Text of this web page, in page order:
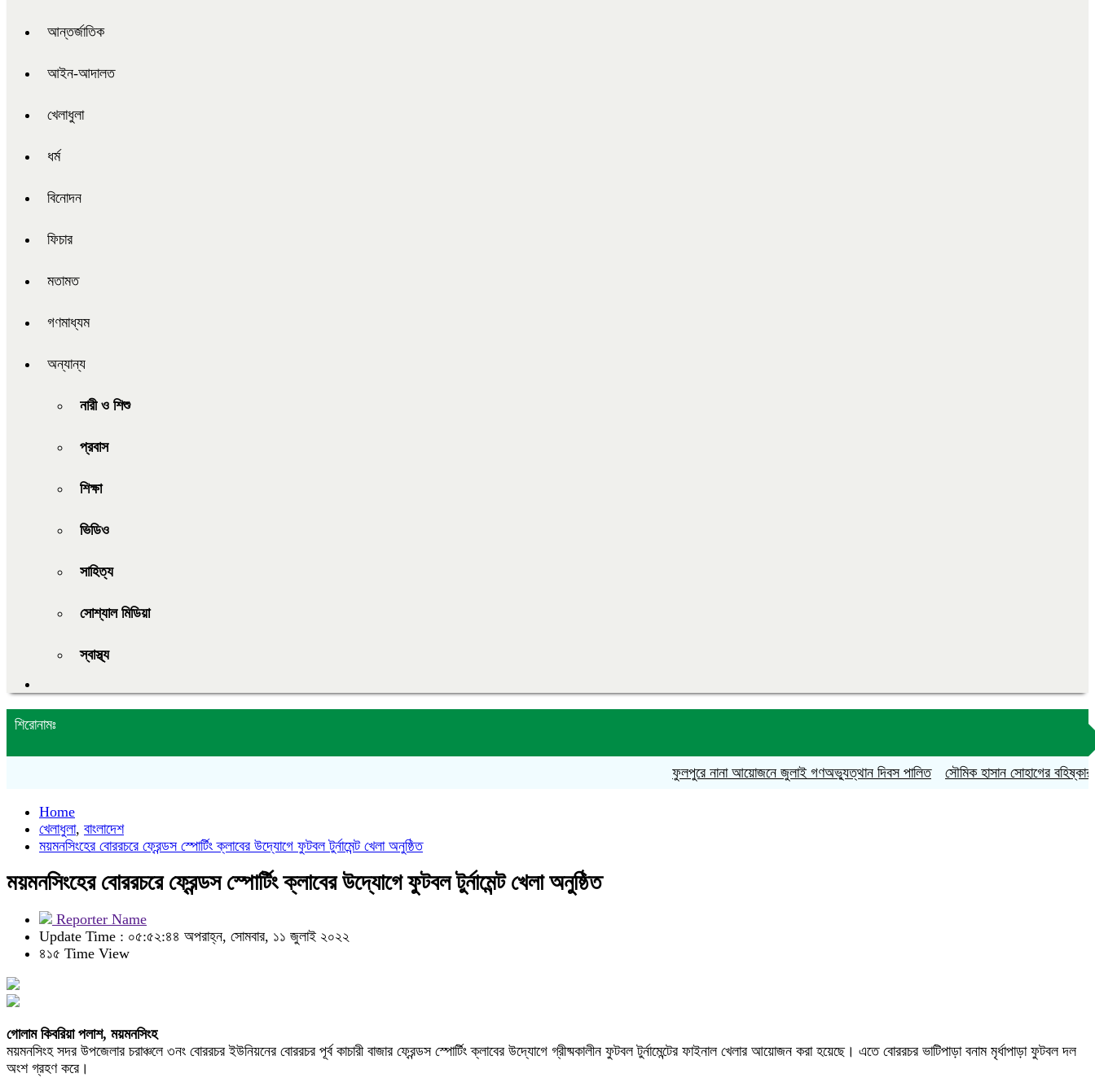
আন্তর্জাতিক
আইন-আদালত
খেলাধুলা
ধর্ম
বিনোদন
ফিচার
মতামত
গণমাধ্যম
অন্যান্য
নারী ও শিশু
প্রবাস
শিক্ষা
ভিডিও
সাহিত্য
সোশ্যাল মিডিয়া
স্বাস্থ্য
শিরোনামঃ
ফুলপুরে নানা আয়োজনে জুলাই গণঅভ্যুত্থান দিবস পালিত সৌমিক হাসান সোহাগের বহিষ্কারাদেশ
Home
খেলাধুলা, বাংলাদেশ
ময়মনসিংহের বোররচরে ফ্রেন্ডস স্পোর্টিং ক্লাবের উদ্যোগে ফুটবল টুর্নামেন্ট খেলা অনুষ্ঠিত
ময়মনসিংহের বোররচরে ফ্রেন্ডস স্পোর্টিং ক্লাবের উদ্যোগে ফুটবল টুর্নামেন্ট খেলা অনুষ্ঠিত
Reporter Name
Update Time : ০৫:৫২:৪৪ অপরাহ্ন, সোমবার, ১১ জুলাই ২০২২
৪১৫ Time View
গোলাম কিবরিয়া পলাশ, ময়মনসিংহ
ময়মনসিংহ সদর উপজেলার চরাঞ্চলে ৩নং বোররচর ইউনিয়নের বোররচর পূর্ব কাচারী বাজার ফ্রেন্ডস স্পোর্টিং ক্লাবের উদ্যোগে গ্রীষ্মকালীন ফুটবল টুর্নামেন্টের ফাইনাল খেলার আয়োজন করা হয়েছে। এতে বোররচর ভাটিপাড়া বনাম মৃর্ধাপাড়া ফুটবল দল
অংশ গ্রহণ করে।